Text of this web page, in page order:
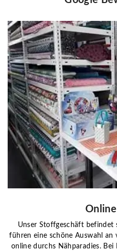
Unser Stoffgeschäft
führen eine schöne Auswahl an
online durchs Nähparadies.